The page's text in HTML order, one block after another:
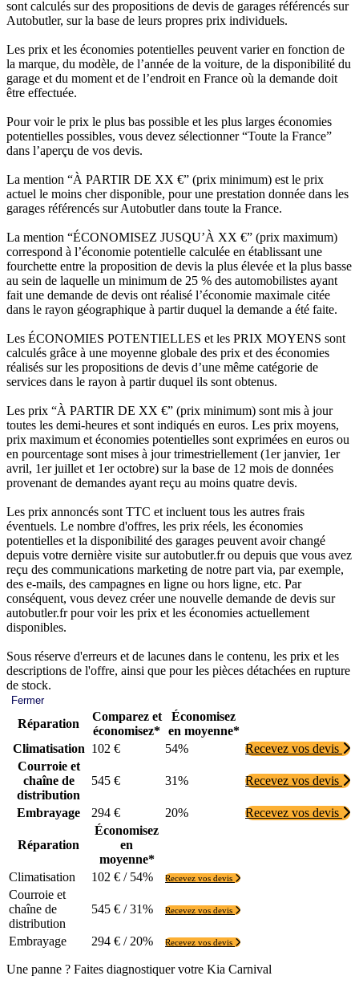
sont calculés sur des propositions de devis de garages référencés sur
Autobutler, sur la base de leurs propres prix individuels.
Les prix et les économies potentielles peuvent varier en fonction de
la marque, du modèle, de l’année de la voiture, de la disponibilité du
garage et du moment et de l’endroit en France où la demande doit
être effectuée.
Pour voir le prix le plus bas possible et les plus larges économies
potentielles possibles, vous devez sélectionner “Toute la France”
dans l’aperçu de vos devis.
La mention “À PARTIR DE XX €” (prix minimum) est le prix
actuel le moins cher disponible, pour une prestation donnée dans les
garages référencés sur Autobutler dans toute la France.
La mention “ÉCONOMISEZ JUSQU’À XX €” (prix maximum)
correspond à l’économie potentielle calculée en établissant une
fourchette entre la proposition de devis la plus élevée et la plus basse
au sein de laquelle un minimum de 25 % des automobilistes ayant
fait une demande de devis ont réalisé l’économie maximale citée
dans le rayon géographique à partir duquel la demande a été faite.
Les ÉCONOMIES POTENTIELLES et les PRIX MOYENS sont
calculés grâce à une moyenne globale des prix et des économies
réalisés sur les propositions de devis d’une même catégorie de
services dans le rayon à partir duquel ils sont obtenus.
Les prix “À PARTIR DE XX €” (prix minimum) sont mis à jour
toutes les demi-heures et sont indiqués en euros. Les prix moyens,
prix maximum et économies potentielles sont exprimées en euros ou
en pourcentage sont mises à jour trimestriellement (1er janvier, 1er
avril, 1er juillet et 1er octobre) sur la base de 12 mois de données
provenant de demandes ayant reçu au moins quatre devis.
Les prix annoncés sont TTC et incluent tous les autres frais
éventuels. Le nombre d'offres, les prix réels, les économies
potentielles et la disponibilité des garages peuvent avoir changé
depuis votre dernière visite sur autobutler.fr ou depuis que vous avez
reçu des communications marketing de notre part via, par exemple,
des e-mails, des campagnes en ligne ou hors ligne, etc. Par
conséquent, vous devez créer une nouvelle demande de devis sur
autobutler.fr pour voir les prix et les économies actuellement
disponibles.
Sous réserve d'erreurs et de lacunes dans le contenu, les prix et les
descriptions de l'offre, ainsi que pour les pièces détachées en rupture
de stock.
Fermer
Réparation
Comparez et
économisez*
Économisez
en moyenne*
Climatisation 102 € 54%
Recevez vos devis
Courroie et
chaîne de
distribution
545 € 31% Recevez vos devis
Embrayage 294 € 20% Recevez vos devis
Réparation
Économisez
en
moyenne*
Climatisation
102 € / 54% Recevez vos devis
Courroie et
chaîne de
distribution
545 € / 31% Recevez vos devis
Embrayage 294 € / 20% Recevez vos devis
Une panne ? Faites diagnostiquer votre Kia Carnival